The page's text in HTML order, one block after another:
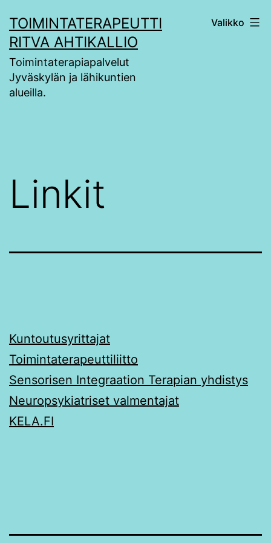
sisältöön
TOIMINTATERAPEUTTI
RITVA AHTIKALLIO
Toimintaterapiapalvelut
Jyväskylän ja lähikuntien
alueilla.
Valikko
Linkit
Kuntoutusyrittajat
Toimintaterapeuttiliitto
Sensorisen Integraation Terapian yhdistys
Neuropsykiatriset valmentajat
KELA.FI